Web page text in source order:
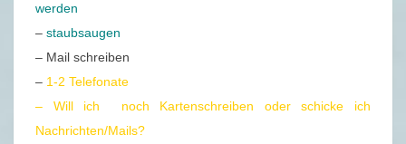
werden
– staubsaugen
– Mail schreiben
– 1-2 Telefonate
– Will ich noch Kartenschreiben oder schicke ich
Nachrichten/Mails?